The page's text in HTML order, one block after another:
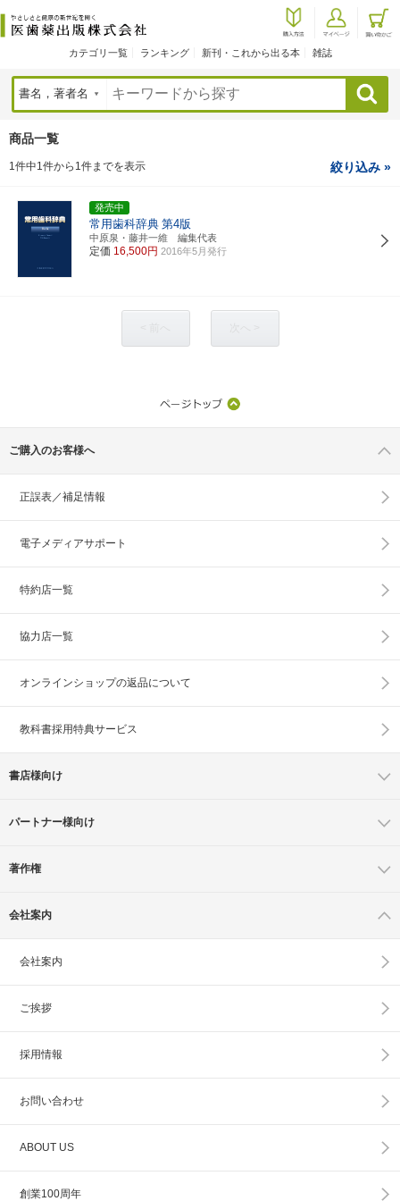
カテゴリ一覧 ランキング 新刊・これから出る本 雑誌
検索
商品一覧
1件中1件から1件までを表示 絞り込み »
発売中
常用歯科辞典 第4版
中原泉・藤井一維 編集代表
定価 16,500円 2016年5月発行
ご購入のお客様へ
正誤表／補足情報
電子メディアサポート
特約店一覧
協力店一覧
オンラインショップの返品について
教科書採用特典サービス
書店様向け
パートナー様向け
著作権
会社案内
会社案内
ご挨拶
採用情報
お問い合わせ
ABOUT US
創業100周年